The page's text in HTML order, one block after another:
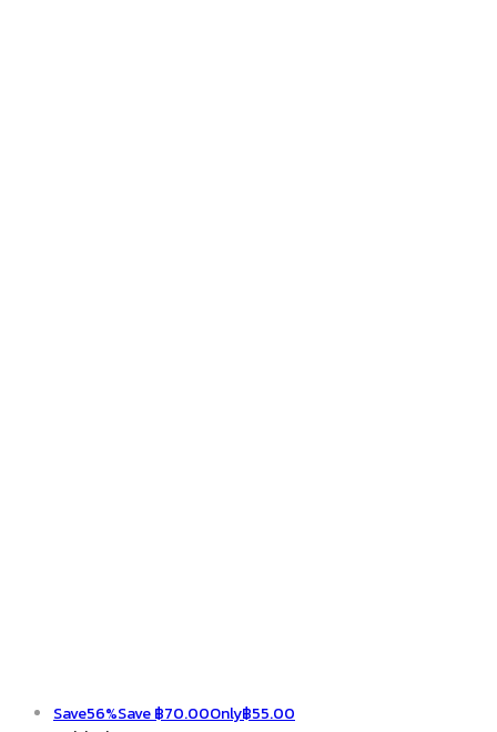
Save56%Save฿70.00Only฿55.00